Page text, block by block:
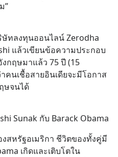
”
ษัทลงทุนออนไลน์ Zerodha
แล้วเขียนข้อความประกอบ
งกฤษมาแล้ว 75 ปี (15
คนเชื้อสายอินเดียจะมีโอกาส
ษจนได้
Sunak กับ Barack Obama
สหรัฐอเมริกา ชีวิตของทั้งคู่มี
เกิดและเติบโตใน